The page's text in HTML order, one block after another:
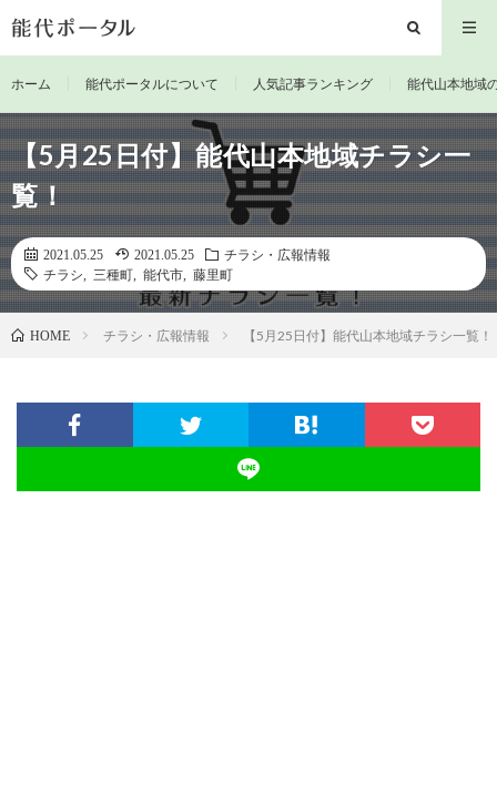
ホーム 能代ポータルについて 人気記事ランキング 能代山本地域
【5月25日付】能代山本地域チラシ一
覧！
2021.05.25 2021.05.25
チラシ・広報情報
チラシ
三種町 能代市 藤里町
HOME チラシ・広報情報 【5月25日付】能代山本地域チラシ一覧！